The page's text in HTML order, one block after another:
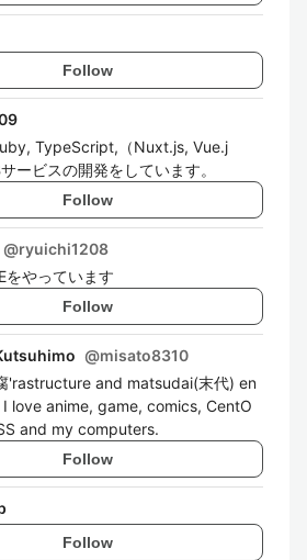
Follow
TypeScript,（Nuxt.js, Vue.j
ービスの開発をしています。
Follow
@ryuichi1208
をやっています
Follow
@misato8310
'rastructure and matsudai(末代) en
love anime, game, comics, CentO
and my computers.
Follow
Follow